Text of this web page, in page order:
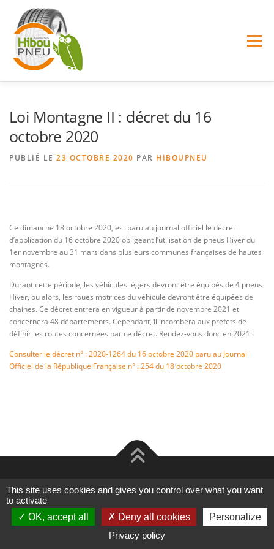
contenu
Menu
NOS SERVICES NOS ACTUALITÉS
SE CONNECTER
Loi Montagne II : décret du 16
octobre 2020
PUBLIÉ LE 23 OCTOBRE 2020 PAR HIBOUPNEU
Ce dimanche 18 octobre 2020, est paru au journal officiel le décret
d’application du 16 octobre 2020 obligeant l’utilisation de pneus Hiver du
1er novembre au 31 mars dans plusieurs communes françaises de hautes
montagnes.
Durant cette période, les véhicules légers devront être équipés de 4 pneus
Hiver, ou alors, les roues motrices du véhicule devront être équipées de
chaines. Ce décret entrera en vigueur à partir de novembre 2021 et
concernera 48 départements. Cependant, il incombera aux préfets de
définir les routes concernées par ce décret. Rendez-vous donc en 2021 !
Consulter le décret n° : 2020-1264 du 16 octobre 2020 paru au Journal
Officiel de la République Française n° : 254 du 18 octobre 2020
Copyright © 2026 Hibou Pneu Mentions Légales –
de confidentialité
–site réalisé par La Petite Boîte
Contactez-nous
This site uses cookies and gives you control over what you want
to activate
OK, accept all
Deny all cookies
Personalize
Privacy policy